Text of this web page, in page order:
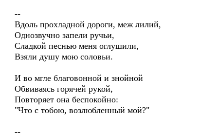
--
Вдоль прохладной дороги, меж лилий,
Однозвучно запели ручьи,
Сладкой песнью меня оглушили,
Взяли душу мою соловьи.
И во мгле благовонной и знойной
Обвиваясь горячей рукой,
Повторяет она беспокойно:
"Что с тобою, возлюбленный мой?"
--